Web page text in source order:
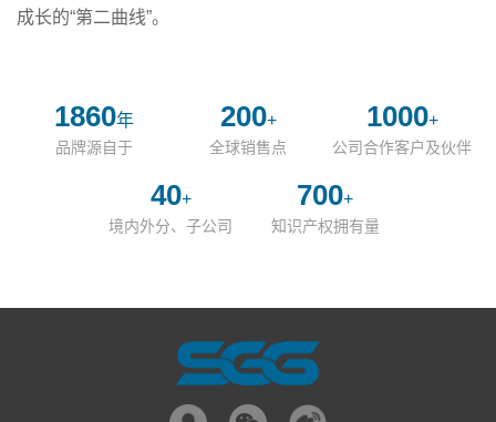
成长的“第二曲线”。
1860年
品牌源自于
200+
全球销售点
1000+
公司合作客户及伙伴
40+
境内外分、子公司
700+
知识产权拥有量